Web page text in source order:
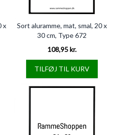
x
Sort aluramme, mat, smal, 20 x
30 cm, Type 672
108,95 kr.
TILFØJ TIL KURV